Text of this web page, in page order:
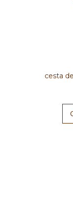
cesta